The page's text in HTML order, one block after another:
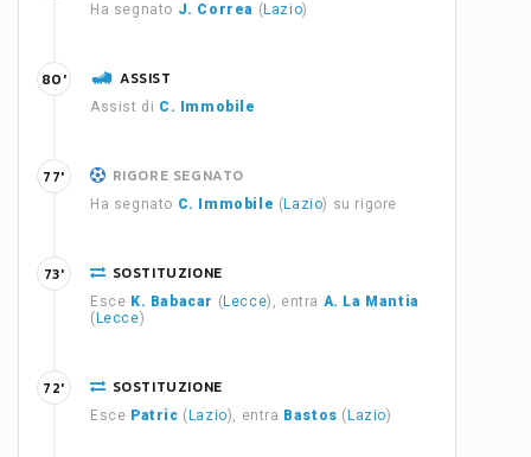
Ha segnato J. Correa ( Lazio)
ASSIST
Assist di C. Immobile
80'
RIGORE SEGNATO
Ha segnato C. Immobile ( Lazio) su rigore
77'
SOSTITUZIONE
Esce K. Babacar ( Lecce), entra A. La Mantia
( Lecce)
73'
SOSTITUZIONE
Esce Patric ( Lazio), entra Bastos ( Lazio)
72'